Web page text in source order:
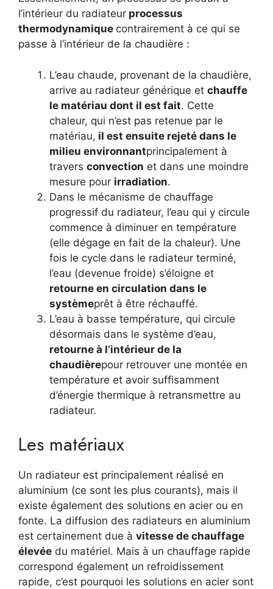
l’intérieur du radiateur processus
thermodynamique contrairement à ce qui se
passe à l’intérieur de la chaudière :
L’eau chaude, provenant de la chaudière,
arrive au radiateur générique et chauffe
le matériau dont il est fait. Cette
chaleur, qui n’est pas retenue par le
matériau, il est ensuite rejeté dans le
milieu environnantprincipalement à
travers convection et dans une moindre
mesure pour irradiation.
Dans le mécanisme de chauffage
progressif du radiateur, l’eau qui y circule
commence à diminuer en température
(elle dégage en fait de la chaleur). Une
fois le cycle dans le radiateur terminé,
l’eau (devenue froide) s’éloigne et
retourne en circulation dans le
systèmeprêt à être réchauffé.
L’eau à basse température, qui circule
désormais dans le système d’eau,
retourne à l’intérieur de la
chaudièrepour retrouver une montée en
température et avoir suffisamment
d’énergie thermique à retransmettre au
radiateur.
Les matériaux
Un radiateur est principalement réalisé en
aluminium (ce sont les plus courants), mais il
existe également des solutions en acier ou en
fonte. La diffusion des radiateurs en aluminium
est certainement due à vitesse de chauffage
élevée du matériel. Mais à un chauffage rapide
correspond également un refroidissement
rapide, c’est pourquoi les solutions en acier sont